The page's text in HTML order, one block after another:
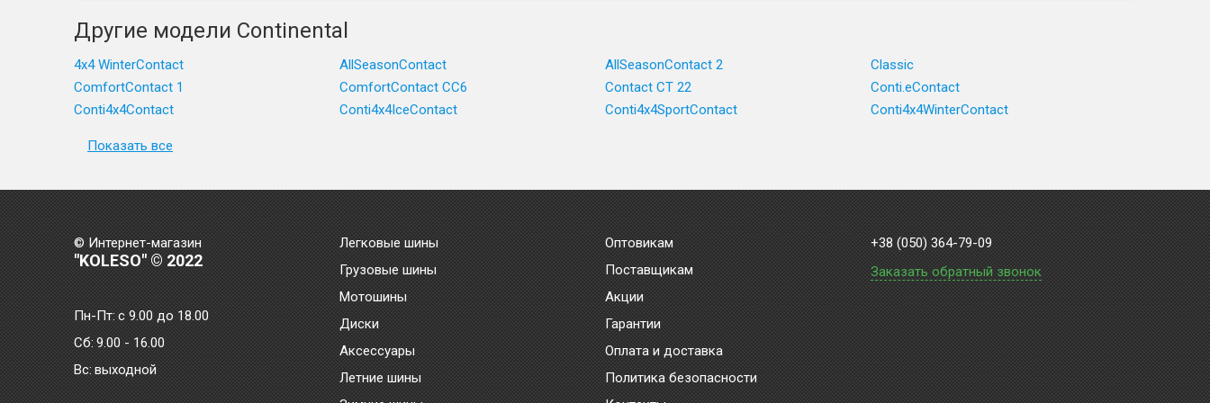
Другие модели Continental
4x4 WinterContact AllSeasonContact AllSeasonContact 2
Classic
ComfortContact 1
ComfortContact CC6 Contact CT 22
Conti.eContact
Conti4x4Contact
Conti4x4IceContact Conti4x4SportContact Conti4x4WinterContact
Показать все
© Интернет-магазин
"KOLESO" © 2022
Пн-Пт:с 9.00 до 18.00
Сб: 9.00 - 16.00
Bc: выходной
Легковые шины
Грузовые шины
Мотошины
Диски
Аксессуары
Летние шины
Оптовикам
Поставщикам
Акции
Гарантии
Оплата и доставка
Политика безопасности
+38 (050) 364-79-09
Заказать обратный звонок